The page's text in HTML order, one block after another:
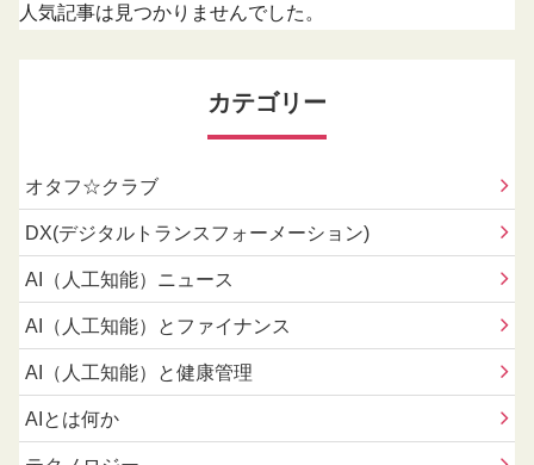
人気記事は見つかりませんでした。
カテゴリー
オタフ☆クラブ
DX(デジタルトランスフォーメーション)
AI（人工知能）ニュース
AI（人工知能）とファイナンス
AI（人工知能）と健康管理
AIとは何か